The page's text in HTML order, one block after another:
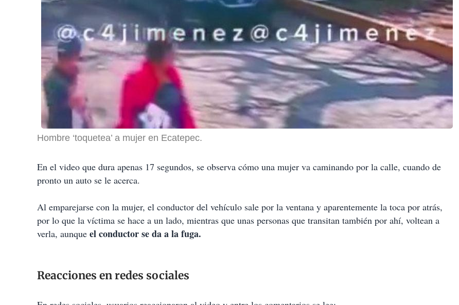
Hombre ‘toquetea’ a mujer en Ecatepec.
En el video que dura apenas 17 segundos, se observa cómo una mujer va caminando por la calle, cuando de
pronto un auto se le acerca.
Al emparejarse con la mujer, el conductor del vehículo sale por la ventana y aparentemente la toca por atrás,
por lo que la víctima se hace a un lado, mientras que unas personas que transitan también por ahí, voltean a
verla, aunque el conductor se da a la fuga.
Reacciones en redes sociales